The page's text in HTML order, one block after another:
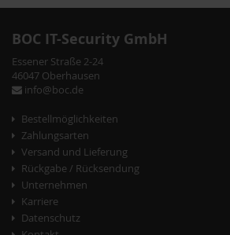
o
s
t
N
a
v
i
g
a
BOC IT-Security GmbH
Essener Straße 2-24
46047 Oberhausen
info@boc.de
Bestellmöglichkeiten
Zahlungsarten
Versand und Lieferung
Rückgabe / Rücksendung
Unternehmen
Karriere
Datenschutz